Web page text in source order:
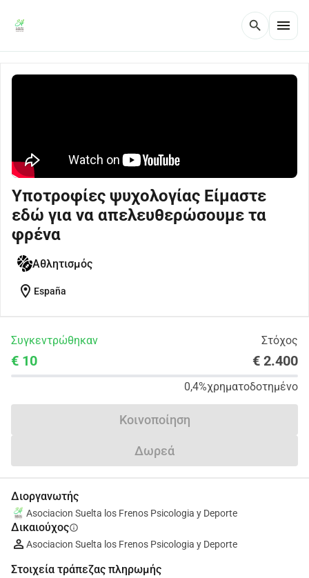
search menu
Υποτροφίες ψυχολογίας Είμαστε
εδώ για να απελευθερώσουμε τα
φρένα
Αθλητισμός
location_on España
Συγκεντρώθηκαν Στόχος
€ 10 € 2.400
0,4%χρηματοδοτημένο
Κοινοποίηση
Δωρεά
Διοργανωτής
Asociacion Suelta los Frenos Psicologia y Deporte
Δικαιούχοςinfo
Asociacion Suelta los Frenos Psicologia y Deporte
Στοιχεία τράπεζας πληρωμής